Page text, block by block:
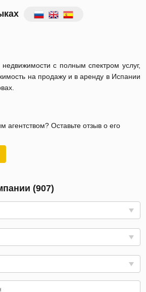
с полным спектром услуг,
на продажу и в аренду в Испании
агентством? Оставьте отзыв о его
(907)